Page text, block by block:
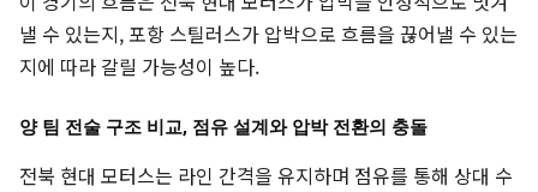
낼 수 있는지, 포항 스틸러스가 압박으로 흐름을 끊어낼 수 있는
지에 따라 갈릴 가능성이 높다.
양 팀 전술 구조 비교, 점유 설계와 압박 전환의 충돌
전북 현대 모터스는 라인 간격을 유지하며 점유를 통해 상대 수